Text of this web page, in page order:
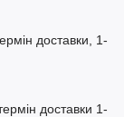
доставки, 1-
доставки 1-